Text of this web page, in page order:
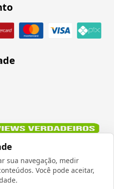
sua navegação, medir
Você pode aceitar,